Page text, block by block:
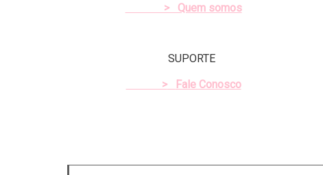
> Quem somos
SUPORTE
>
Fale Conosco